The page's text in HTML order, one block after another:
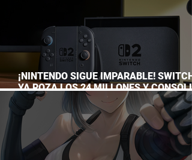
¡NINTENDO SIGUE IMPARABLE! SWITCH
YA ROZA LOS 24 MILLONES Y
EL DOMINIO DE LA GRAN N